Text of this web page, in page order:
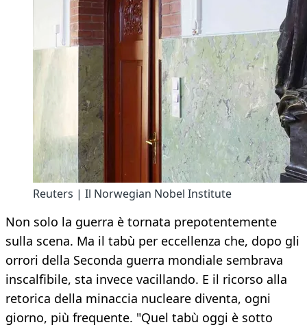
Reuters | Il Norwegian Nobel Institute
Non solo la guerra è tornata prepotentemente
sulla scena. Ma il tabù per eccellenza che, dopo gli
orrori della Seconda guerra mondiale sembrava
inscalfibile, sta invece vacillando. E il ricorso alla
retorica della minaccia nucleare diventa, ogni
giorno, più frequente. "Quel tabù oggi è sotto